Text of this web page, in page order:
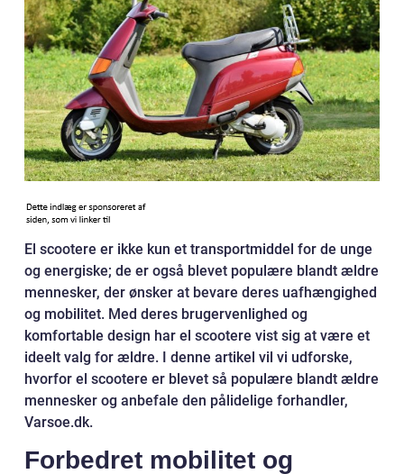
El scootere er ikke kun et transportmiddel for de unge
og energiske; de er også blevet populære blandt ældre
mennesker, der ønsker at bevare deres uafhængighed
og mobilitet. Med deres brugervenlighed og
komfortable design har el scootere vist sig at være et
ideelt valg for ældre. I denne artikel vil vi udforske,
hvorfor el scootere er blevet så populære blandt ældre
mennesker og anbefale den pålidelige forhandler,
Varsoe.dk.
Forbedret mobilitet og